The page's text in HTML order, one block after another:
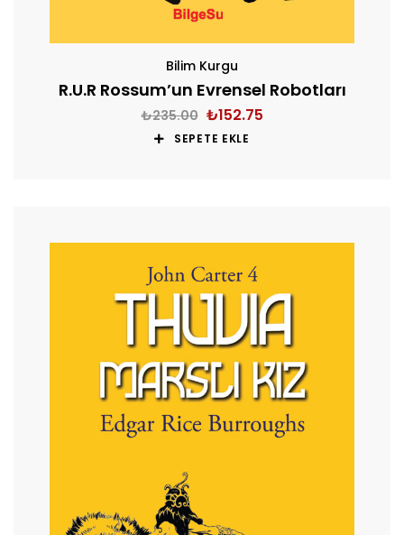
Bilim Kurgu
R.U.R Rossum’un Evrensel Robotları
₺235.00 ₺152.75
SEPETE EKLE